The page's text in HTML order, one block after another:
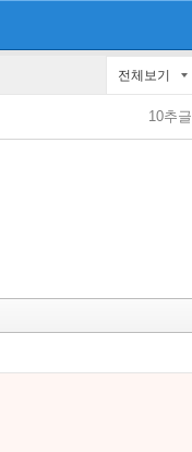
전체보기
10추글